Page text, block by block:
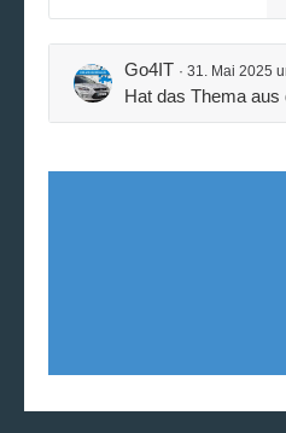
Go4IT 31. Mai 2025
Hat das Thema aus